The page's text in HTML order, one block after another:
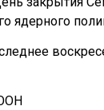
ядерного